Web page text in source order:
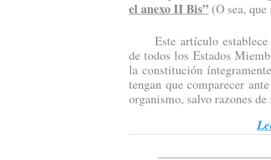
el anexo II Bis” (O sea,
Este artículo establece
de todos los Estados
la constitución
tengan que comparecer
organismo, salvo razones